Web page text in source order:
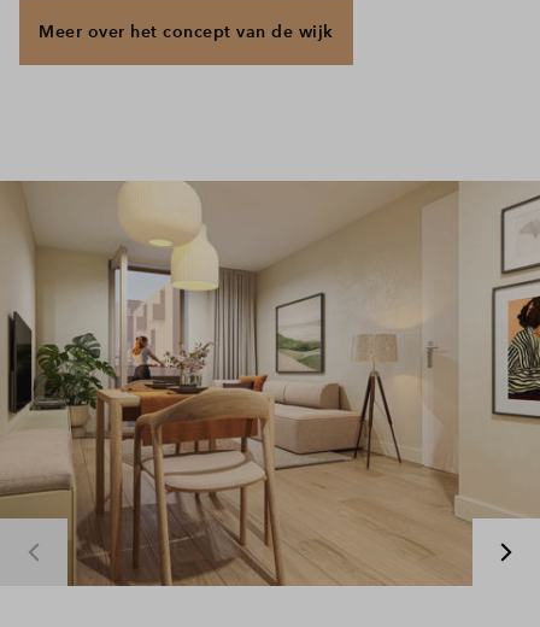
Meer over het concept van de wijk